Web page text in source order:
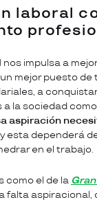
laboral
nos impulsa a
mejor puesto de
a
la sociedad
aspiración
y esta dependerá
en el trabajo.
como el de la
falta aspiracional,